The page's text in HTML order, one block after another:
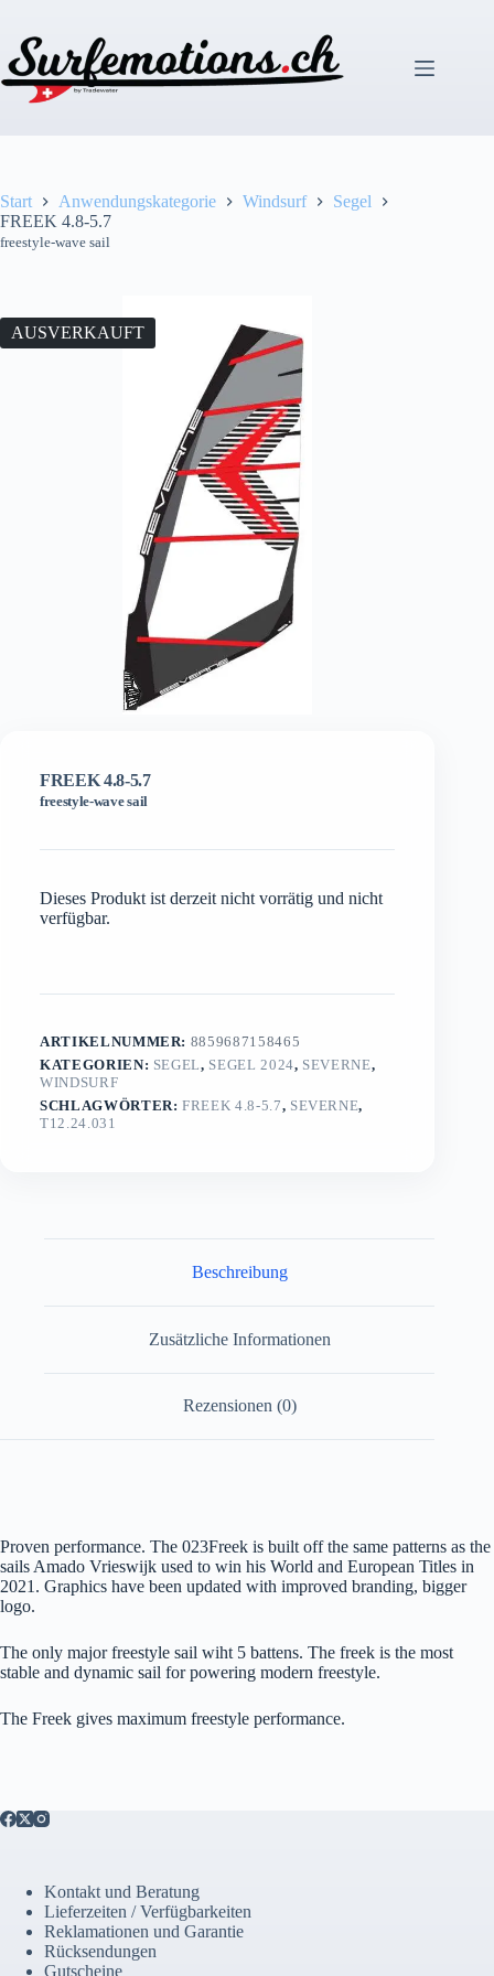
springen
Start Anwendungskategorie Windsurf
Segel
FREEK 4.8-5.7
freestyle-wave sail
AUSVERKAUFT
FREEK 4.8-5.7
freestyle-wave sail
Dieses Produkt ist derzeit nicht vorrätig und nicht
verfügbar.
ARTIKELNUMMER: 8859687158465
KATEGORIEN: SEGEL, SEGEL 2024, SEVERNE,
WINDSURF
SCHLAGWÖRTER:FREEK 4.8-5.7, SEVERNE,
T12.24.031
Beschreibung
Zusätzliche Informationen
Rezensionen (0)
Proven performance. The 023Freek is built off the same patterns as the
sails Amado Vrieswijk used to win his World and European Titles in
2021. Graphics have been updated with improved branding, bigger
logo.
The only major freestyle sail wiht 5 battens. The freek is the most
stable and dynamic sail for powering modern freestyle.
The Freek gives maximum freestyle performance.
Kontakt und Beratung
Lieferzeiten / Verfügbarkeiten
Reklamationen und Garantie
Rücksendungen
Gutscheine